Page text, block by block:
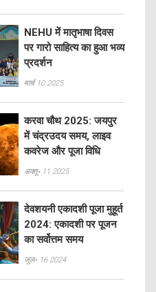
NEHU में मातृभाषा दिवस
पर गारो साहित्य का हुआ भव्य
प्रदर्शन
मार्च 10 2025
करवा चौथ 2025: जयपुर
में चंद्रउदय समय, लाइव
कवरेज और पूजा विधि
अक्तू॰ 11 2025
देवशयनी एकादशी पूजा मुहूर्त
2024: एकादशी पर पूजन
का सर्वोत्तम समय
जुल॰ 16 2024